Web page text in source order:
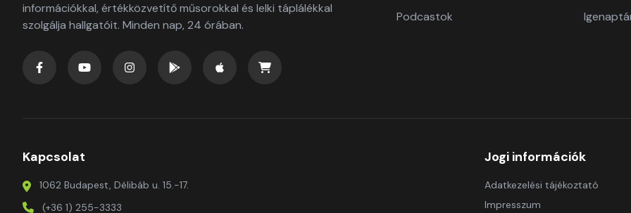
információkkal, értékközvetítő műsorokkal és lelki táplálékkal
szolgálja hallgatóit. Minden nap, 24 órában.
Podcastok
Kapcsolat
1062 Budapest, Délibáb u. 15.-17.
(+36 1) 255-3333
Jogi információk
Adatkezelési tájékoztató
Impresszum